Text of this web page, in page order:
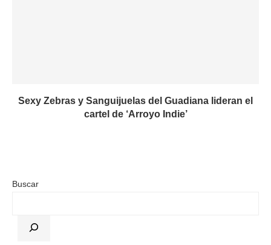
Sexy Zebras y Sanguijuelas del Guadiana lideran el
cartel de ‘Arroyo Indie’
Buscar